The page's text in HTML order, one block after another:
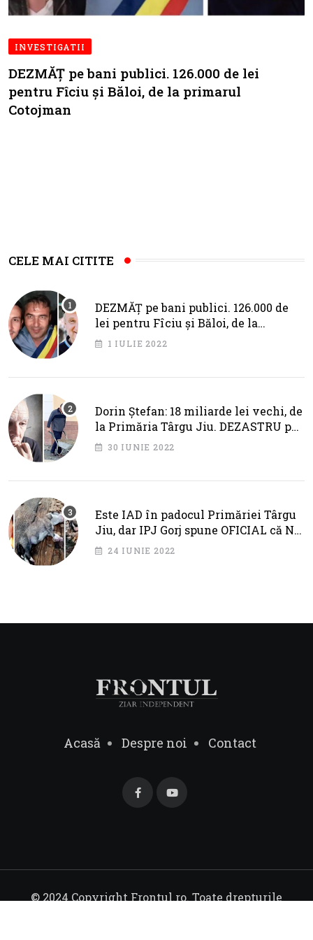
INVESTIGATII
DEZMĂȚ pe bani publici. 126.000 de lei
pentru Fîciu și Băloi, de la primarul
Cotojman
CELE MAI CITITE
DEZMĂȚ pe bani publici. 126.000 de
lei pentru Fîciu și Băloi, de la
primarul Cotojman
1 IULIE 2022
Dorin Ștefan: 18 miliarde lei vechi, de
la Primăria Târgu Jiu. DEZASTRU pe
AXA BRÂNCUȘI
30 IUNIE 2022
Este IAD în padocul Primăriei Târgu
Jiu, dar IPJ Gorj spune OFICIAL că NU
SUNT PROBLEME!
24 IUNIE 2022
Acasă Despre noi Contact
© 2024 Copyright Frontul.ro. Toate drepturile